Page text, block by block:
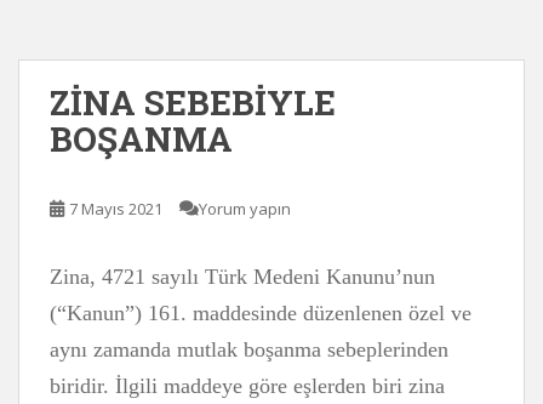
ZİNA SEBEBİYLE
BOŞANMA
7 Mayıs 2021 Yorum yapın
Zina, 4721 sayılı Türk Medeni Kanunu’nun
(“Kanun”) 161. maddesinde düzenlenen özel ve
aynı zamanda mutlak boşanma sebeplerinden
biridir. İlgili maddeye göre eşlerden biri zina